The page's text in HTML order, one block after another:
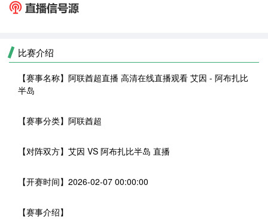
比赛介绍
【赛事名称】 阿联酋超直播 高清在线直播观看 艾因 - 阿布扎比
半岛
【赛事分类】 阿联酋超
【对阵双方】 艾因 VS 阿布扎比半岛 直播
【开赛时间】 2026-02-07 00:00:00
【赛事介绍】